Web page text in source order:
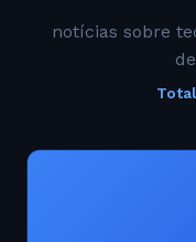
notícias sobre